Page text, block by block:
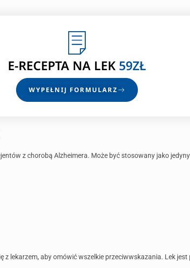
E-RECEPTA NA LEK 59ZŁ
WYPEŁNIJ FORMULARZ
z chorobą Alzheimera. Może być stosowany jako
z lekarzem, aby omówić wszelkie przeciwwskazania. Lek